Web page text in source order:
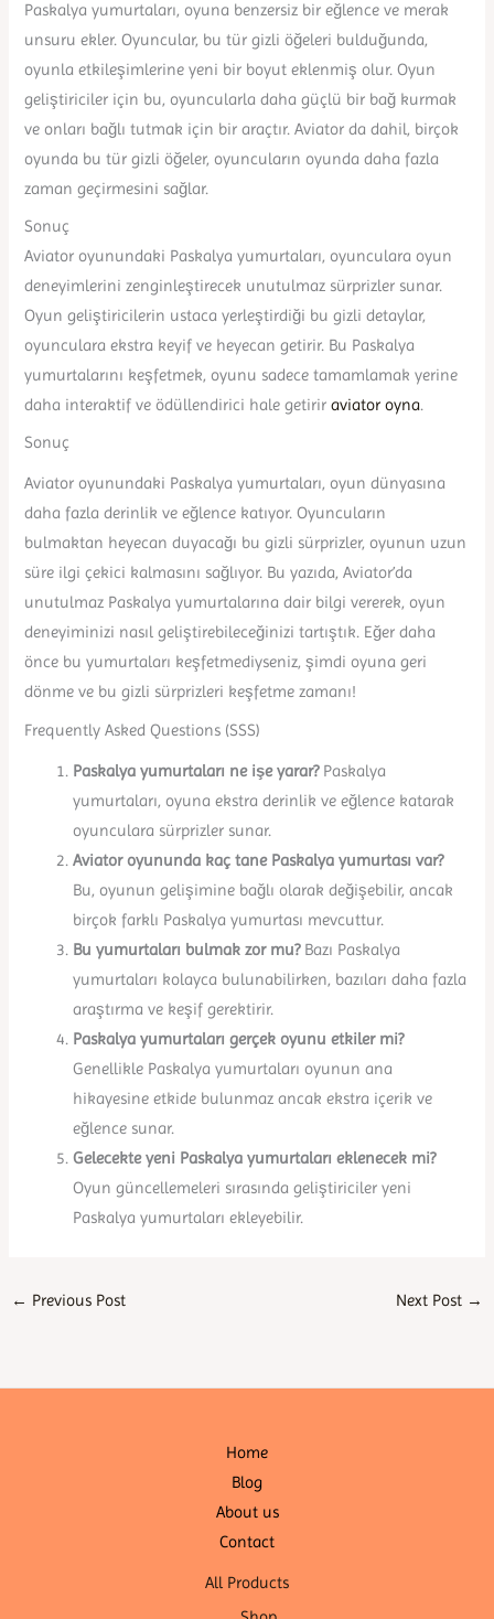
Paskalya yumurtaları, oyuna benzersiz bir eğlence ve merak
unsuru ekler. Oyuncular, bu tür gizli öğeleri bulduğunda,
oyunla etkileşimlerine yeni bir boyut eklenmiş olur. Oyun
geliştiriciler için bu, oyuncularla daha güçlü bir bağ kurmak
ve onları bağlı tutmak için bir araçtır. Aviator da dahil, birçok
oyunda bu tür gizli öğeler, oyuncuların oyunda daha fazla
zaman geçirmesini sağlar.
Sonuç
Aviator oyunundaki Paskalya yumurtaları, oyunculara oyun
deneyimlerini zenginleştirecek unutulmaz sürprizler sunar.
Oyun geliştiricilerin ustaca yerleştirdiği bu gizli detaylar,
oyunculara ekstra keyif ve heyecan getirir. Bu Paskalya
yumurtalarını keşfetmek, oyunu sadece tamamlamak yerine
daha interaktif ve ödüllendirici hale getiriraviator oyna.
Sonuç
Aviator oyunundaki Paskalya yumurtaları, oyun dünyasına
daha fazla derinlik ve eğlence katıyor. Oyuncuların
bulmaktan heyecan duyacağı bu gizli sürprizler, oyunun uzun
süre ilgi çekici kalmasını sağlıyor. Bu yazıda, Aviator’da
unutulmaz Paskalya yumurtalarına dair bilgi vererek, oyun
deneyiminizi nasıl geliştirebileceğinizi tartıştık. Eğer daha
önce bu yumurtaları keşfetmediyseniz, şimdi oyuna geri
dönme ve bu gizli sürprizleri keşfetme zamanı!
Frequently Asked Questions (SSS)
Paskalya yumurtaları ne işe yarar?Paskalya
yumurtaları, oyuna ekstra derinlik ve eğlence katarak
oyunculara sürprizler sunar.
Aviator oyununda kaç tane Paskalya yumurtası var?
Bu, oyunun gelişimine bağlı olarak değişebilir, ancak
birçok farklı Paskalya yumurtası mevcuttur.
Bu yumurtaları bulmak zor mu?Bazı Paskalya
yumurtaları kolayca bulunabilirken, bazıları daha fazla
araştırma ve keşif gerektirir.
Paskalya yumurtaları gerçek oyunu etkiler mi?
Genellikle Paskalya yumurtaları oyunun ana
hikayesine etkide bulunmaz ancak ekstra içerik ve
eğlence sunar.
Gelecekte yeni Paskalya yumurtaları eklenecek mi?
Oyun güncellemeleri sırasında geliştiriciler yeni
Paskalya yumurtaları ekleyebilir.
← Previous Post Next Post →
Home
Blog
About us
Contact
All Products